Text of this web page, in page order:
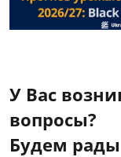
У Вас
вопросы?
Будем